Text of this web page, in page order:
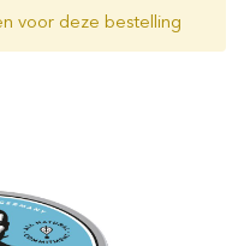
voor deze bestelling